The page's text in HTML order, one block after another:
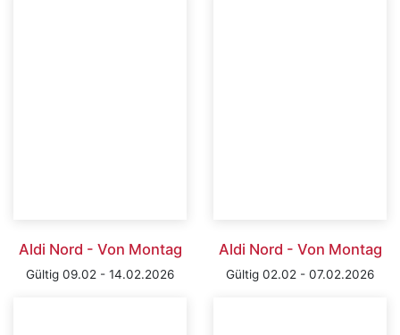
Aldi Nord - Von Montag
Gültig 09.02 - 14.02.2026
Aldi Nord - Von Montag
Gültig 02.02 - 07.02.2026